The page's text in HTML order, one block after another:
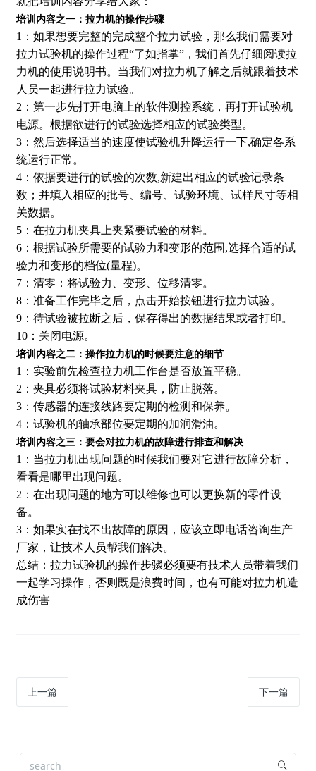
培训内容之一：拉力机的操作步骤
1：如果想要完整的完成整个拉力试验，那么我们需要对
拉力试验机的操作过程“了如指掌”，我们首先仔细阅读拉
力机的使用说明书。当我们对拉力机了解之后就跟着技术
人员一起进行拉力试验。
2：第一步先打开电脑上的软件测控系统，再打开试验机
电源。根据欲进行的试验选择相应的试验类型。
3：然后选择适当的速度使试验机升降运行一下,确定各系
统运行正常。
4：依据要进行的试验的次数,新建出相应的试验记录条
数；并填入相应的批号、编号、试验环境、试样尺寸等相
关数据。
5：在拉力机夹具上夹紧要试验的材料。
6：根据试验所需要的试验力和变形的范围,选择合适的试
验力和变形的档位(量程)。
7：清零：将试验力、变形、位移清零。
8：准备工作完毕之后，点击开始按钮进行拉力试验。
9：待试验被拉断之后，保存得出的数据结果或者打印。
10：关闭电源。
培训内容之二：操作拉力机的时候要注意的细节
1：实验前先检查拉力机工作台是否放置平稳。
2：夹具必须将试验材料夹具，防止脱落。
3：传感器的连接线路要定期的检测和保养。
4：试验机的轴承部位要定期的加润滑油。
培训内容之三：要会对拉力机的故障进行排查和解决
1：当拉力机出现问题的时候我们要对它进行故障分析，
看看是哪里出现问题。
2：在出现问题的地方可以维修也可以更换新的零件设
备。
3：如果实在找不出故障的原因，应该立即电话咨询生产
厂家，让技术人员帮我们解决。
总结：拉力试验机的操作步骤必须要有技术人员带着我们
一起学习操作，否则既是浪费时间，也有可能对拉力机造
成伤害
上一篇 下一篇